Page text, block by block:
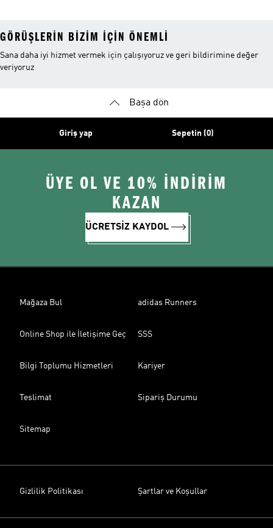
GÖRÜŞLERIN BIZIM IÇIN ÖNEMLI
Sana daha iyi hizmet vermek için çalışıyoruz ve geri bildirimine değer
veriyoruz
Başa dön
Giriş yap Sepetin (0)
ÜYE OL VE 10% İNDİRİM
KAZAN
ÜCRETSİZ KAYDOL
Mağaza Bul adidas Runners
Online Shop ile İletişime Geç SSS
Bilgi Toplumu Hizmetleri Kariyer
Teslimat Sipariş Durumu
Sitemap
Gizlilik Politikası Şartlar ve Koşullar